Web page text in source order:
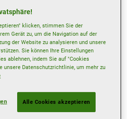
Geschlossen
Geschlossen
klicken, stimmen Sie der
Gerät zu, um die Navigation auf der
der Website zu analysieren und unsere
Sie können Ihre Einstellungen
ablehnen, indem Sie auf "Cookies
unsere Datenschutzrichtlinie, um mehr zu
Alle Cookies akzeptieren